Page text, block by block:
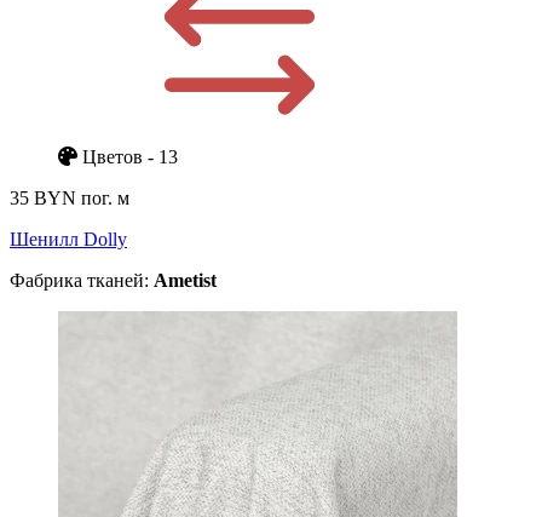
Цветов - 13
35 BYN пог. м
Шенилл Dolly
Фабрика тканей: Ametist